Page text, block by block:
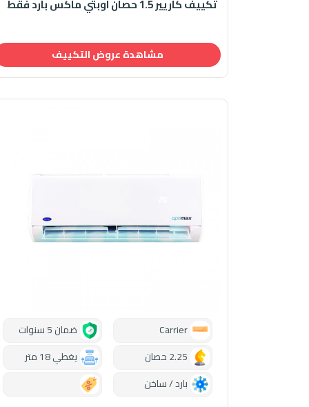
تكييف كاريير ارضى
سعر تكييف كاريير اوبتي ماكس 1.5 حصان بارد
سعر تكييف كاريير اوبتي ماكس 2.25 حصان بارد
تكييف كاريير 1.5 حصان اوبتي ماكس بارد فقط
مشاهدة عروض التكييف
بارد / ساخن
ضمان 5 سنوات
يغطي 18 متر